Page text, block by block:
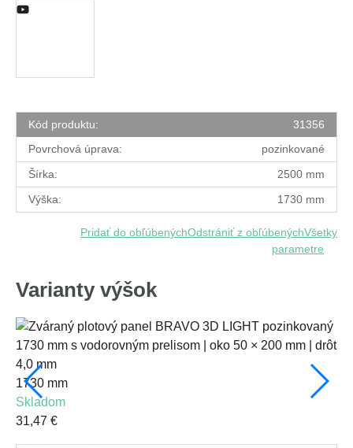
Kód produktu:
31356
Povrchová úprava:
pozinkované
Šírka:
2500 mm
Výška:
1730 mm
Pridať do obľúbenýchOdstrániť z obľúbenýchVšetky
parametre
Varianty výšok
1730 mm
skladom
31,47 €